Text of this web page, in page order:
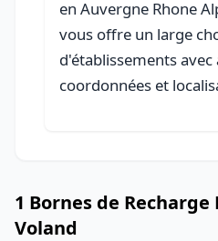
en Auvergne Rhone
vous offre un large
d'établissements avec
coordonnées et
1 Bornes de Recharge
Voland